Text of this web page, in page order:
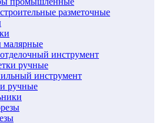
разметочные
инструмент
ручные
инструмент
ручные